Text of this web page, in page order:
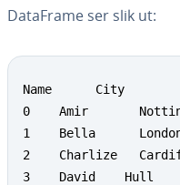
DataFrame ser slik ut:
Name      City
0    Amir    	Nottingham
1    Bella  	London
2    Charlize
3    David    Hull